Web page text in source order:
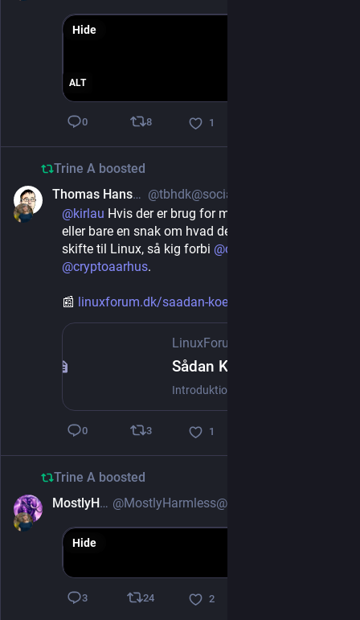
ALT
Hide
0 8 1
Trine A boosted
Thomas Hansen 📝 🇩🇰
@kirlau Hvis der er brug for mere hjælp end 👇📰
eller bare en snak om hvad der er op og ned ved at
skifte til Linux, så kig forbi @cryptohagen
@cryptoaarhus.
📰 linuxforum.dk/saadan-koerer-du
LinuxForum.dk
0 3 1
Trine A boosted
MostlyHarmless
Hide
3 24 2